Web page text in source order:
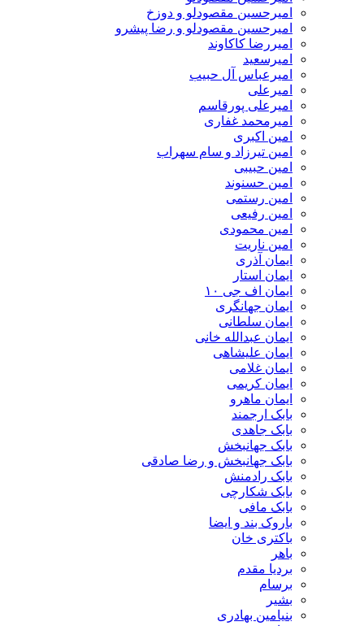
امیرحسین مقصودلو و دوزخ
امیرحسین مقصودلو و رضا پیشرو
امیررضا کاکاوند
امیرسعید
امیرعباس آل حبیب
امیرعلی
امیرعلی پورقاسم
امیرمحمد غفاری
امین اکبری
امین تیرزاد و سام سهراب
امین حبیبی
امین حسنوند
امین رستمی
امین رفیعی
امین محمودی
امین ناریت
ایمان آذری
ایمان استار
ایمان اف جی ۱۰
ایمان جهانگری
ایمان سلطانی
ایمان عبدالله خانی
ایمان علیشاهی
ایمان غلامی
ایمان کریمی
ایمان ماهرو
بابک ارجمند
بابک جاهدی
بابک جهانبخش
بابک جهانبخش و رضا صادقی
بابک رادمنش
بابک شکارچی
بابک مافی
باروک بند و ایضا
باکتری خان
باهر
بردیا مقدم
برسام
بشیر
بنیامین بهادری